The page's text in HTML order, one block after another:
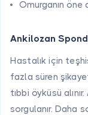
Omurganın öne
Ankilozan
Hastalık için
fazla süren
tıbbi öyküsü
sorgulanır. Daha